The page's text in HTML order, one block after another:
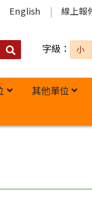
English 線上報
搜
字級： 小
其他單位